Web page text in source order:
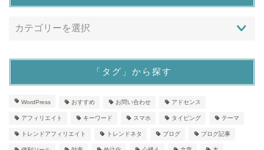
「タグ」から探す
WordPress おすすめ お問い合わせ アドセンス
アフィリエイト キーワード スマホ タイピング テーマ
トレンドアフィリエイト トレンドネタ ブログ ブログ記事